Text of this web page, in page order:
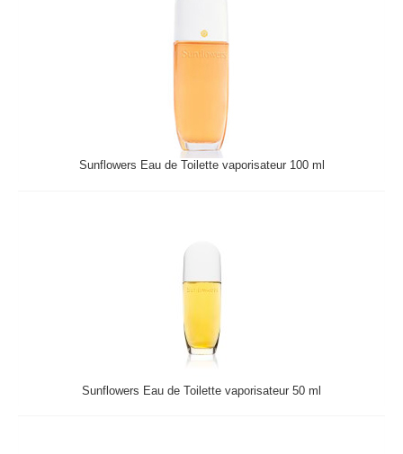
Sunflowers Eau de Toilette vaporisateur 100 ml
Sunflowers Eau de Toilette vaporisateur 50 ml